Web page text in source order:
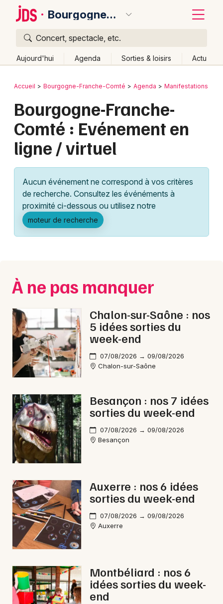
Bourgogne-Franche-Comté
Concert, spectacle, etc.
Aujourd'hui Agenda Sorties & loisirs Actu
Publier un événement
Grands événements
Manifestations
Foires & salons
Sports
Soirées
Sorties famille
Expos
Newsletter des sorties
Actus en Bourgogne-Franche-Comté
Magazine en Bourgogne-Franche-Comté
Bordeaux
Colmar
Lille
Lyon
Marseille
Mulhouse
Montpellier
Paris
Strasbourg
Toulouse
Toutes les villes
Retour
Accueil Bourgogne-Franche-Comté Agenda Manifestations
Bourgogne-Franche-
Comté : Evénement en
ligne / virtuel
Aucun événement ne correspond à vos critères
de recherche. Consultez les événéments à
proximité ci-dessous ou utilisez notre
moteur de recherche
À ne pas manquer
Chalon-sur-Saône : nos
5 idées sorties du
week-end
07/08/2026 → 09/08/2026
Chalon-sur-Saône
Besançon : nos 7 idées
sorties du week-end
07/08/2026 → 09/08/2026
Besançon
Auxerre : nos 6 idées
sorties du week-end
07/08/2026 → 09/08/2026
Auxerre
Montbéliard : nos 6
idées sorties du week-
end
Quoi ?
Où ?
Changer de lieu
Quand ?
Effacer les dates
Aujourd'hui
Demain Ce week-end